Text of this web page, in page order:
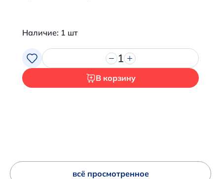
Наличие: 1 шт
1
В корзину
всё просмотренное